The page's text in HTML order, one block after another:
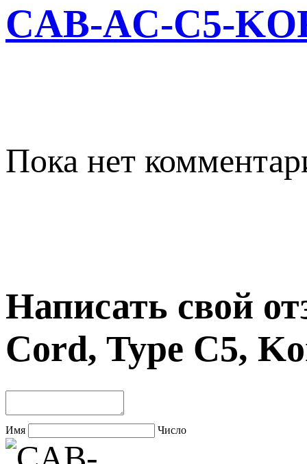
CAB-AC-C5-
Пока нет
Написать свой
Cord, Type C5,
Имя Число